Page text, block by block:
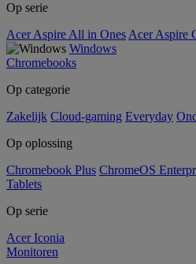
Op serie
Acer Aspire All in Ones Acer Aspire
Windows
Chromebooks
Op categorie
Zakelijk Cloud-gaming Everyday
Op oplossing
Chromebook Plus ChromeOS
Tablets
Op serie
Acer Iconia
Monitoren